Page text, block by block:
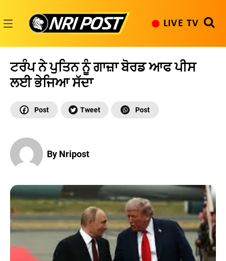
content
LIVE TV
ਟਰੰਪ ਨੇ ਪੁਤਿਨ ਨੂੰ ਗਾਜ਼ਾ ਬੋਰਡ ਆਫ ਪੀਸ
ਲਈ ਭੇਜਿਆ ਸੱਦਾ
By Nripost